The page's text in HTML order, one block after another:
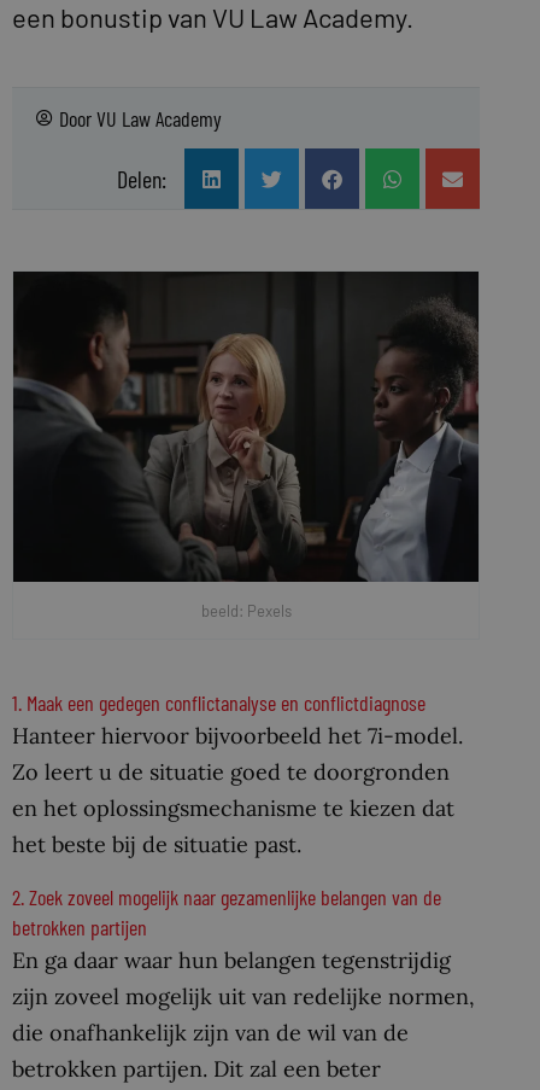
een bonustip van VU Law Academy.
DoorVU Law Academy
Delen:
beeld: Pexels
1. Maak een gedegen conflictanalyse en conflictdiagnose
Hanteer hiervoor bijvoorbeeld het 7i-model.
Zo leert u de situatie goed te doorgronden
en het oplossingsmechanisme te kiezen dat
het beste bij de situatie past.
2. Zoek zoveel mogelijk naar gezamenlijke belangen van de
betrokken partijen
En ga daar waar hun belangen tegenstrijdig
zijn zoveel mogelijk uit van redelijke normen,
die onafhankelijk zijn van de wil van de
betrokken partijen. Dit zal een beter